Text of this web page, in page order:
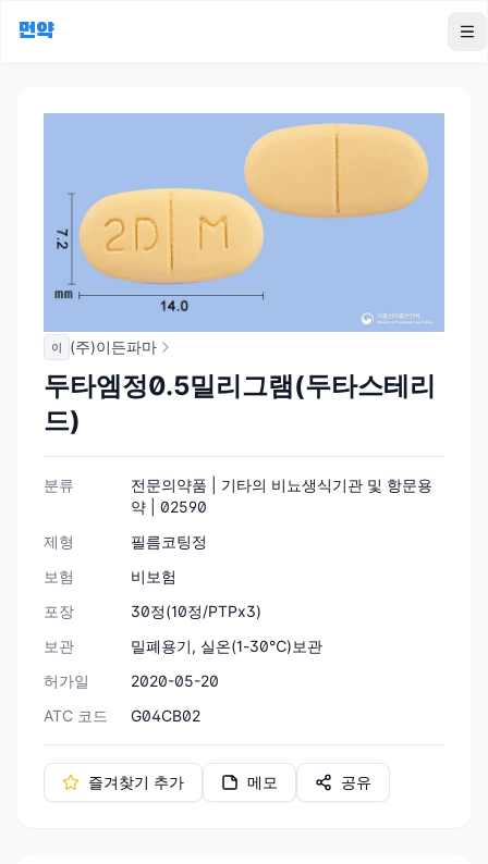
먼약
이 (주)이든파마
두타엠정0.5밀리그램(두타스테리
드)
분류
전문의약품 | 기타의 비뇨생식기관 및 항문용
약 | 02590
제형
필름코팅정
보험
비보험
포장
30정(10정/PTPx3)
보관
밀폐용기, 실온(1-30℃)보관
허가일
2020-05-20
ATC 코드
G04CB02
즐겨찾기 추가 메모 공유